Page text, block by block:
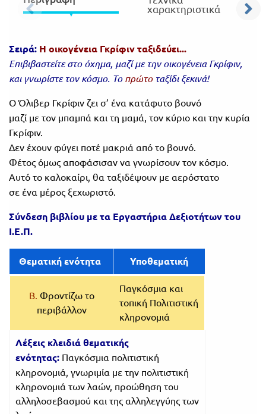
χαρακτηριστικά
Σειρά: Η οικογένεια Γκρίφιν ταξιδεύει...
Επιβιβαστείτε στο όχημα, μαζί με την οικογένεια Γκρίφιν,
και γνωρίστε τον κόσμο. Τοπρώτοταξίδι ξεκινά!
Ο Όλιβερ Γκρίφιν ζει σ’ ένα κατάφυτο βουνό
μαζί με τον μπαμπά και τη μαμά, τον κύριο και την κυρία
Γκρίφιν.
Δεν έχουν φύγει ποτέ μακριά από το βουνό.
Φέτος όμως αποφάσισαν να γνωρίσουν τον κόσμο.
Αυτό το καλοκαίρι, θα ταξιδέψουν με αερόστατο
σε ένα μέρος ξεχωριστό.
Σύνδεση βιβλίου με τα Εργαστήρια Δεξιοτήτων του
Ι.Ε.Π.
Θεματική ενότητα Υποθεματική
Β. Φροντίζω το
περιβάλλον
Παγκόσμια και
τοπική Πολιτιστική
κληρονομιά
Λέξεις κλειδιά θεματικής
ενότητας: Παγκόσμια πολιτιστική
κληρονομιά, γνωριμία με την πολιτιστική
κληρονομιά των λαών, προώθηση του
αλληλοσεβασμού και της αλληλεγγύης των